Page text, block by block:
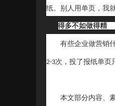
纸。别人用单页，我
做得多不如做得精
有些企业做营销
2-3次，投了报纸单页
本文部分内容、